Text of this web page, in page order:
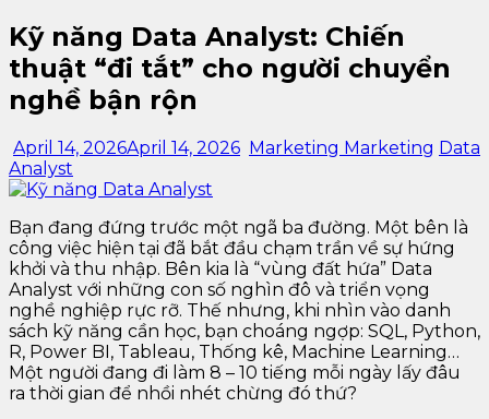
Kỹ năng Data Analyst: Chiến
thuật “đi tắt” cho người chuyển
nghề bận rộn
April 14, 2026April 14, 2026 Marketing Marketing Data
Analyst
Bạn đang đứng trước một ngã ba đường. Một bên là
công việc hiện tại đã bắt đầu chạm trần về sự hứng
khởi và thu nhập. Bên kia là “vùng đất hứa” Data
Analyst với những con số nghìn đô và triển vọng
nghề nghiệp rực rỡ. Thế nhưng, khi nhìn vào danh
sách kỹ năng cần học, bạn choáng ngợp: SQL, Python,
R, Power BI, Tableau, Thống kê, Machine Learning…
Một người đang đi làm 8 – 10 tiếng mỗi ngày lấy đâu
ra thời gian để nhồi nhét chừng đó thứ?